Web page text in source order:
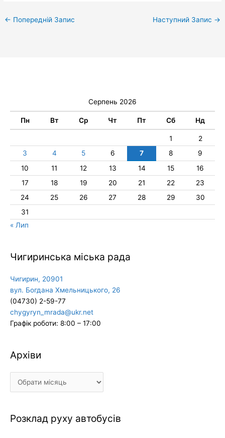
← Попередній Запис Наступний Запис →
Серпень 2026
Пн Вт Ср Чт Пт Сб Нд
1
2
3
4 5 6 7 8
9
10
11 12 13 14 15
16
17
18 19 20 21 22
23
24
25 26 27 28 29
30
31
« Лип
Чигиринська міська рада
Чигирин, 20901
вул. Богдана Хмельницького, 26
(04730) 2-59-77
chygyryn_mrada@ukr.net
Графік роботи: 8:00 – 17:00
Архіви
Архіви
Розклад руху автобусів